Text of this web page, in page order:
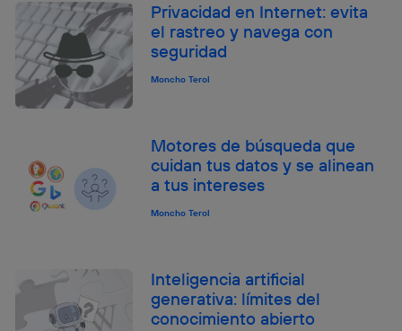
Privacidad en Internet: evita
el rastreo y navega con
seguridad
Moncho Terol
Motores de búsqueda que
cuidan tus datos y se alinean
a tus intereses
Moncho Terol
Inteligencia artificial
generativa: límites del
conocimiento abierto